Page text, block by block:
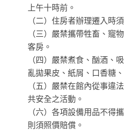
上午十時前。
（二）住房者辦理遷入時
（三）嚴禁攜帶牲畜、寵
客房。
（四）嚴禁煮食、酗酒、
亂拋果皮、紙屑、口香糖
（五）嚴禁在館內從事違
共安全之活動。
（六）各項設備用品不得
則須照價賠償。